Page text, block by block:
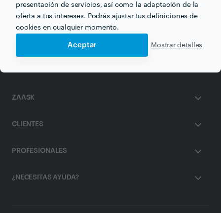
presentación de servicios, así como la adaptación de la
oferta a tus intereses. Podrás ajustar tus definiciones de
cookies en cualquier momento.
Aceptar Mostrar detalles
Depilación con Hilo en bilbao
ZAASK
CLIENTES
PROFESIONALES
¿NECESITAS AYUDA?